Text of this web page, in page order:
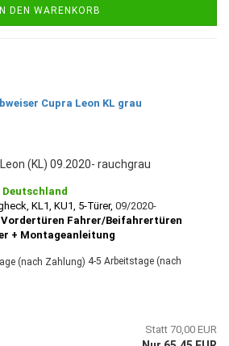
IN DEN WARENKORB
(KL) 09.2020- rauchgrau
, KL1, KU1, 5-Türer, 09/2020-
Fahrer/Beifahrertüren
+ Montageanleitung
4-5 Arbeitstage (nach
Statt 70,00 EUR